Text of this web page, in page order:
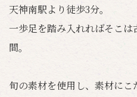
天神南駅より徒歩3分。
一歩足を踏み入れればそこ
間。
旬の素材を使用し、素材に